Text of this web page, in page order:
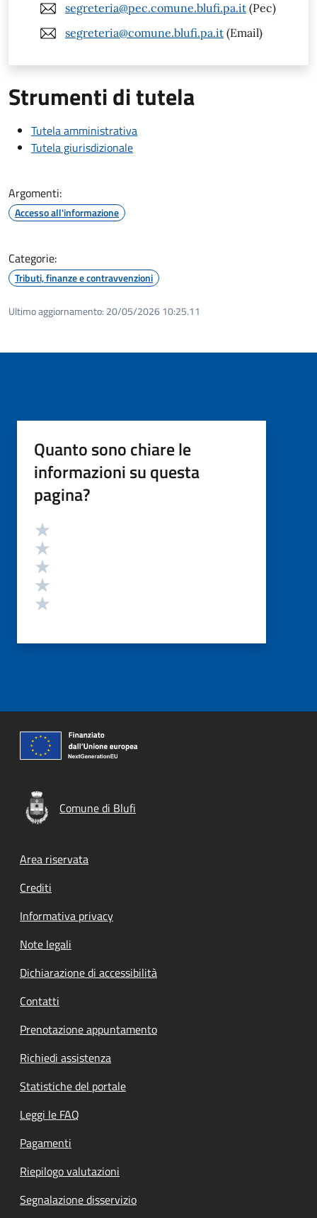
segreteria@pec.comune.blufi.pa.it (Pec)
segreteria@comune.blufi.pa.it (Email)
Strumenti di tutela
Tutela amministrativa
Tutela giurisdizionale
Argomenti:
Accesso all'informazione
Categorie:
Tributi, finanze e contravvenzioni
Ultimo aggiornamento: 20/05/2026 10:25.11
Quanto sono chiare le
informazioni su questa
pagina?
Valutazione
Comune di Blufi
Footer menu
Area riservata
Crediti
Informativa privacy
Note legali
Dichiarazione di accessibilità
Contatti
Prenotazione appuntamento
Richiedi assistenza
Statistiche del portale
Leggi le FAQ
Pagamenti
Riepilogo valutazioni
Segnalazione disservizio